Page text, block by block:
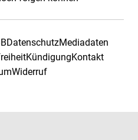
DatenschutzMediadaten
KündigungKontakt
Widerruf